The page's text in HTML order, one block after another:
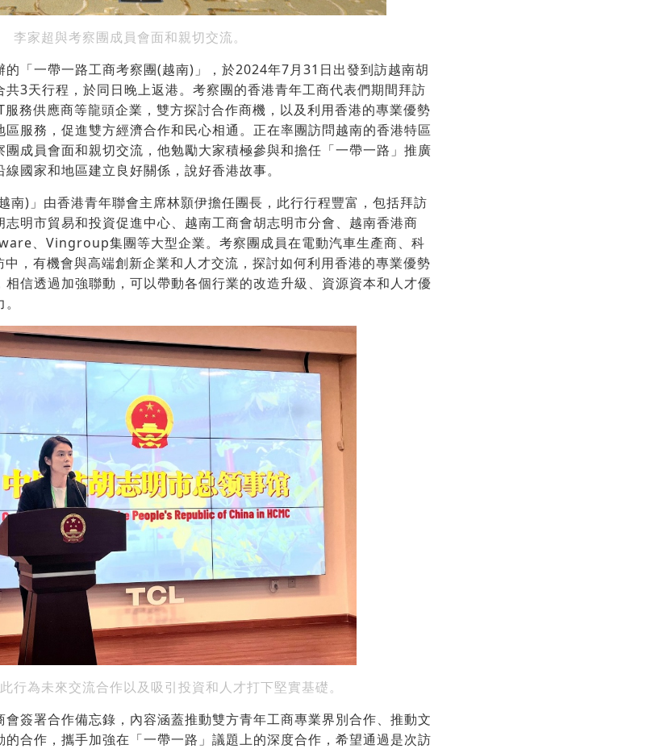
李家超與考察團成員會面和親切交流。
的「一帶一路工商考察團(越南)」，於2024年7月31日出發到訪越南胡
3天行程，於同日晚上返港。考察團的香港青年工商代表們期間拜訪
務供應商等龍頭企業，雙方探討合作商機，以及利用香港的專業優勢
服務，促進雙方經濟合作和民心相通。正在率團訪問越南的香港特區
成員會面和親切交流，他勉勵大家積極參與和擔任「一帶一路」推廣
國家和地區建立良好關係，說好香港故事。
南)」由香港青年聯會主席林顥伊擔任團長，此行行程豐富，包括拜訪
明市貿易和投資促進中心、越南工商會胡志明市分會、越南香港商
、Vingroup集團等大型企業。考察團成員在電動汽車生產商、科
，有機會與高端創新企業和人才交流，探討如何利用香港的專業優勢
信透過加強聯動，可以帶動各個行業的改造升級、資源資本和人才優
行為未來交流合作以及吸引投資和人才打下堅實基礎。
簽署合作備忘錄，內容涵蓋推動雙方青年工商專業界別合作、推動文
合作，攜手加強在「一帶一路」議題上的深度合作，希望通過是次訪